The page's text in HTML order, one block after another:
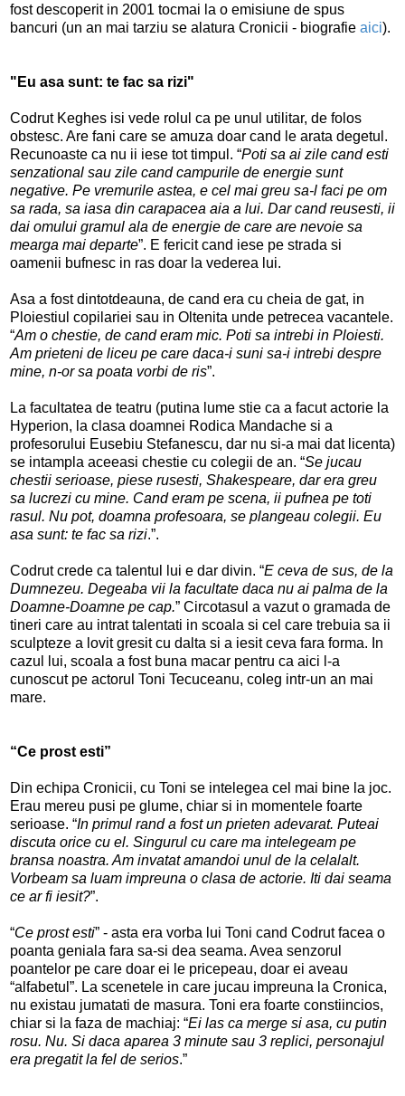
fost descoperit in 2001 tocmai la o emisiune de spus
bancuri (un an mai tarziu se alatura Cronicii - biografie aici).
"Eu asa sunt: te fac sa rizi"
Codrut Keghes isi vede rolul ca pe unul utilitar, de folos
obstesc. Are fani care se amuza doar cand le arata degetul.
Recunoaste ca nu ii iese tot timpul. “Poti sa ai zile cand esti
senzational sau zile cand campurile de energie sunt
negative. Pe vremurile astea, e cel mai greu sa-l faci pe om
sa rada, sa iasa din carapacea aia a lui. Dar cand reusesti, ii
dai omului gramul ala de energie de care are nevoie sa
mearga mai departe”. E fericit cand iese pe strada si
oamenii bufnesc in ras doar la vederea lui.
Asa a fost dintotdeauna, de cand era cu cheia de gat, in
Ploiestiul copilariei sau in Oltenita unde petrecea vacantele.
“Am o chestie, de cand eram mic. Poti sa intrebi in Ploiesti.
Am prieteni de liceu pe care daca-i suni sa-i intrebi despre
mine, n-or sa poata vorbi de ris”.
La facultatea de teatru (putina lume stie ca a facut actorie la
Hyperion, la clasa doamnei Rodica Mandache si a
profesorului Eusebiu Stefanescu, dar nu si-a mai dat licenta)
se intampla aceeasi chestie cu colegii de an. “Se jucau
chestii serioase, piese rusesti, Shakespeare, dar era greu
sa lucrezi cu mine. Cand eram pe scena, ii pufnea pe toti
rasul. Nu pot, doamna profesoara, se plangeau colegii. Eu
asa sunt: te fac sa rizi.”.
Codrut crede ca talentul lui e dar divin. “E ceva de sus, de la
Dumnezeu. Degeaba vii la facultate daca nu ai palma de la
Doamne-Doamne pe cap.” Circotasul a vazut o gramada de
tineri care au intrat talentati in scoala si cel care trebuia sa ii
sculpteze a lovit gresit cu dalta si a iesit ceva fara forma. In
cazul lui, scoala a fost buna macar pentru ca aici l-a
cunoscut pe actorul Toni Tecuceanu, coleg intr-un an mai
mare.
“Ce prost esti”
Din echipa Cronicii, cu Toni se intelegea cel mai bine la joc.
Erau mereu pusi pe glume, chiar si in momentele foarte
serioase. “In primul rand a fost un prieten adevarat. Puteai
discuta orice cu el. Singurul cu care ma intelegeam pe
bransa noastra. Am invatat amandoi unul de la celalalt.
Vorbeam sa luam impreuna o clasa de actorie. Iti dai seama
ce ar fi iesit?”.
“Ce prost esti” - asta era vorba lui Toni cand Codrut facea o
poanta geniala fara sa-si dea seama. Avea senzorul
poantelor pe care doar ei le pricepeau, doar ei aveau
“alfabetul”. La scenetele in care jucau impreuna la Cronica,
nu existau jumatati de masura. Toni era foarte constiincios,
chiar si la faza de machiaj: “Ei las ca merge si asa, cu putin
rosu. Nu. Si daca aparea 3 minute sau 3 replici, personajul
era pregatit la fel de serios.”